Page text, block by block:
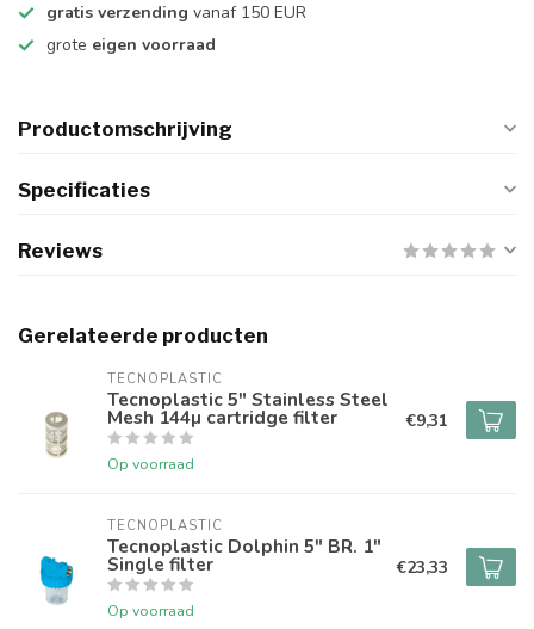
gratis verzending vanaf 150 EUR
grote eigen voorraad
Productomschrijving
Specificaties
Reviews
Gerelateerde producten
TECNOPLASTIC
Tecnoplastic 5" Stainless Steel
Mesh 144µ cartridge filter
Op voorraad
€9,31
TECNOPLASTIC
Tecnoplastic Dolphin 5" BR. 1"
Single filter
Op voorraad
€23,33